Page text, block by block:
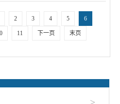
2 3 4 5 6
11 下一页 末页
>